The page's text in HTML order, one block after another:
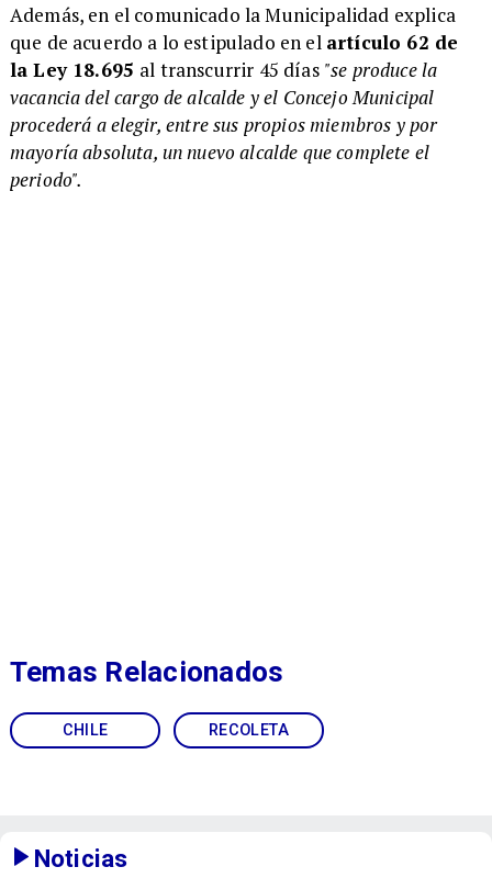
Además, en el comunicado la Municipalidad explica
que de acuerdo a lo estipulado en el artículo 62 de
la Ley 18.695 al transcurrir 45 días "se produce la
vacancia del cargo de alcalde y el Concejo Municipal
procederá a elegir, entre sus propios miembros y por
mayoría absoluta, un nuevo alcalde que complete el
periodo".
CHILE RECOLETA
Temas Relacionados
Noticias